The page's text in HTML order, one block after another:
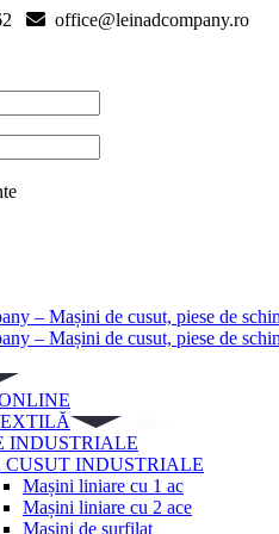
office@leinadcompany.ro
INDUSTRIALE
CUSUT INDUSTRIALE
Mașini liniare cu 1 ac
Mașini liniare cu 2 ace
Mașini de surfilat